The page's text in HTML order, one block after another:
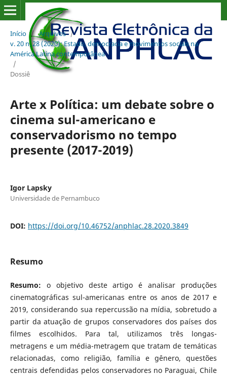
Início / Arquivos /
v. 20 n. 28 (2020): Estado, democracia e movimentos sociais na
América Latina contemporânea
/
Dossiê
Arte x Política: um debate sobre o
cinema sul-americano e
conservadorismo no tempo
presente (2017-2019)
Igor Lapsky
Universidade de Pernambuco
DOI: https://doi.org/10.46752/anphlac.28.2020.3849
Resumo
Resumo: o objetivo deste artigo é analisar produções
cinematográficas sul-americanas entre os anos de 2017 e
2019, considerando sua repercussão na mídia, sobretudo a
partir da atuação de grupos conservadores dos países dos
filmes escolhidos. Para tal, utilizamos três longas-
metragens e um média-metragem que tratam de temáticas
relacionadas, como religião, família e gênero, questões
centrais defendidas pelos conservadores no Paraguai, Chile